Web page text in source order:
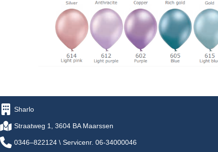
Sharlo
Straatweg 1, 3604 BA Maarssen
0346–822124 \ Servicenr. 06-34000046